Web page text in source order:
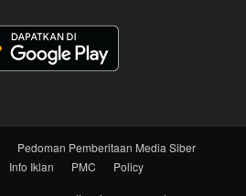
Pedoman Pemberitaan Media Siber
Info Iklan PMC Policy